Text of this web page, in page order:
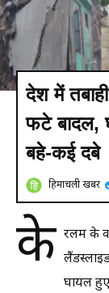
देश में
फटे बादल,
बहे-कई दबे​
हिमाचली खबर
के रलम के
घायल